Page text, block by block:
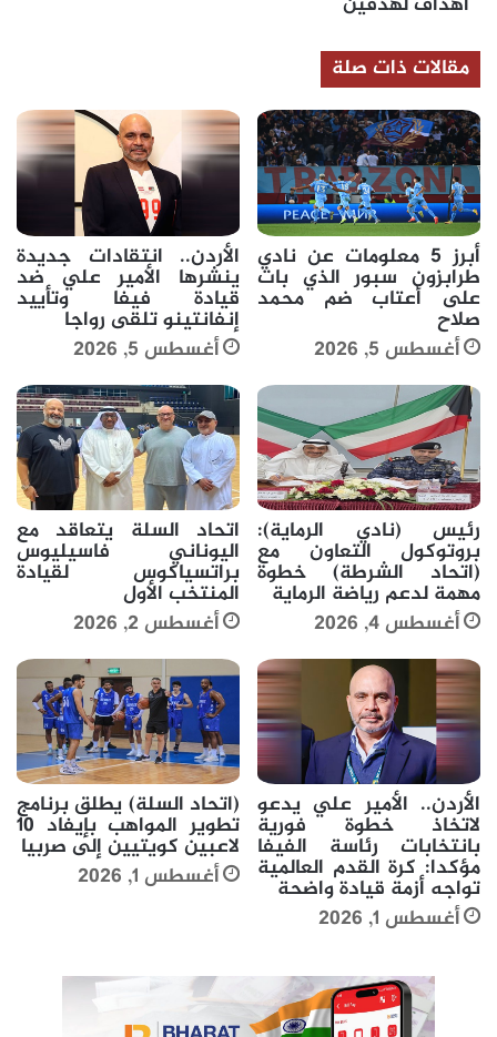
مقالات ذات صلة
أبرز 5 معلومات عن نادي
طرابزون سبور الذي بات
على أعتاب ضم محمد
صلاح
أغسطس 5, 2026
الأردن.. انتقادات جديدة
ينشرها الأمير علي ضد
قيادة فيفا وتأييد
إنفانتينو تلقى رواجا
أغسطس 5, 2026
رئيس (نادي الرماية):
بروتوكول التعاون مع
(اتحاد الشرطة) خطوة
مهمة لدعم رياضة الرماية
أغسطس 4, 2026
اتحاد السلة يتعاقد مع
اليوناني فاسيليوس
براتسياكوس لقيادة
المنتخب الأول
أغسطس 2, 2026
الأردن.. الأمير علي يدعو
لاتخاذ خطوة فورية
بانتخابات رئاسة الفيفا
مؤكدا: كرة القدم العالمية
تواجه أزمة قيادة واضحة
أغسطس 1, 2026
(اتحاد السلة) يطلق برنامج
تطوير المواهب بإيفاد 10
لاعبين كويتيين إلى صربيا
أغسطس 1, 2026